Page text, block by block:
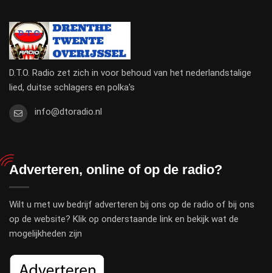
D.T.O. Radio zet zich in voor behoud van het nederlandstalige
lied, duitse schlagers en polka's
info@dtoradio.nl
Adverteren, online of op de radio?
Wilt u met uw bedrijf adverteren bij ons op de radio of bij ons
op de website? Klik op onderstaande link en bekijk wat de
mogelijkheden zijn